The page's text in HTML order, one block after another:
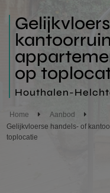
op
Houthalen-
Home
Aanbod
Gelijkvloerse handels- of
toplocatie